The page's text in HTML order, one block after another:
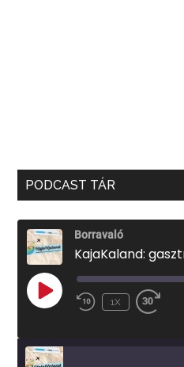
PODCAST TÁR
Borravaló
KajaKaland:
PLAY
EPISODE
1X